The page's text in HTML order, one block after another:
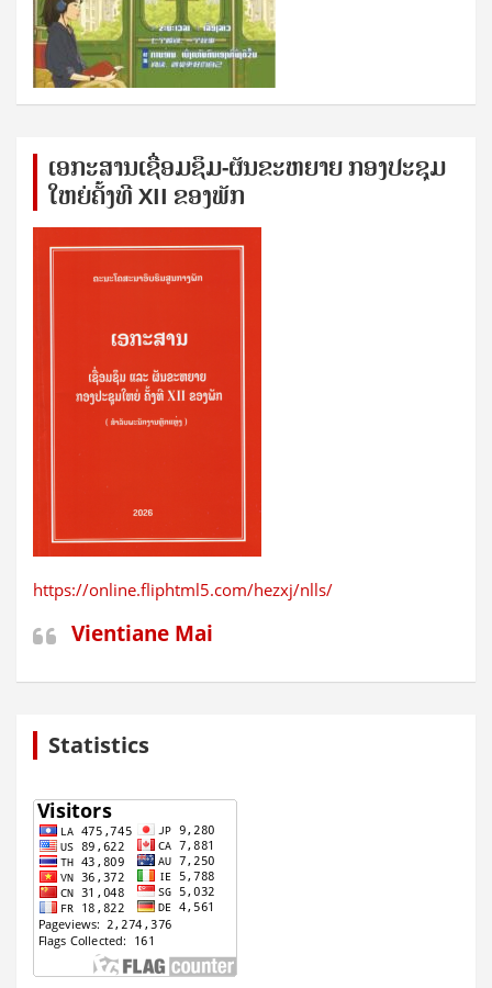
ເອກ​ະ​ສານ​ເຊ​ື່ອມ​ຊ​ຶມ-ຜັນ​ຂະ​ຫ​ຍາຍ ກອງ​ປະ​ຊຸມ​
ໃຫຍ່​ຄັ້ງ​ທີ XII ຂອງ​ພັກ
https://online.fliphtml5.com/hezxj/nlls/
Vientiane Mai
Statistics